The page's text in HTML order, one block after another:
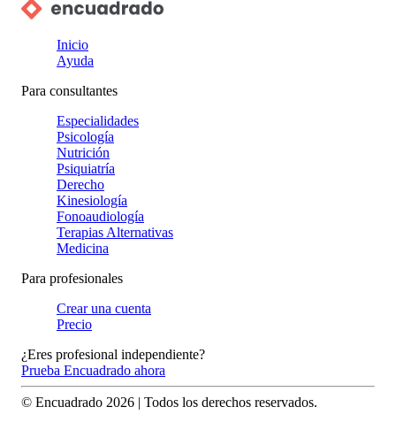
Inicio
Ayuda
Para consultantes
Especialidades
Psicología
Nutrición
Psiquiatría
Derecho
Kinesiología
Fonoaudiología
Terapias Alternativas
Medicina
Para profesionales
Crear una cuenta
Precio
¿Eres profesional independiente?
Prueba Encuadrado ahora
© Encuadrado 2026 | Todos los derechos reservados.